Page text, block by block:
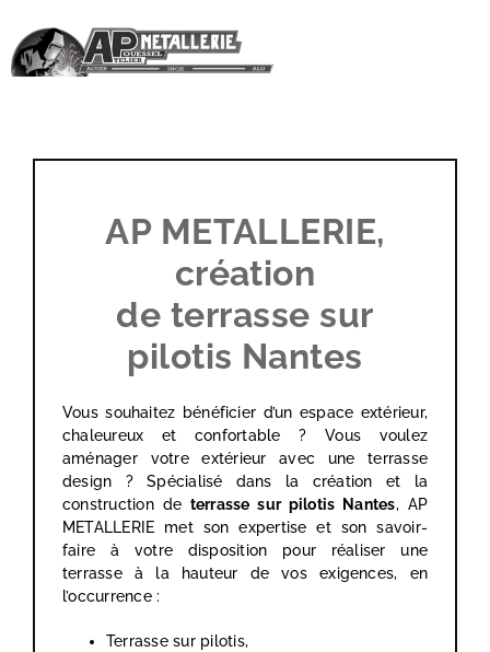
au
contenu
AP METALLERIE,
création
de terrasse sur
pilotis Nantes
Vous souhaitez bénéficier d’un espace extérieur,
chaleureux et confortable ? Vous voulez
aménager votre extérieur avec une terrasse
design ? Spécialisé dans la création et la
construction de terrasse sur pilotis Nantes, AP
METALLERIE met son expertise et son savoir-
faire à votre disposition pour réaliser une
terrasse à la hauteur de vos exigences, en
l’occurrence :
Terrasse sur pilotis,